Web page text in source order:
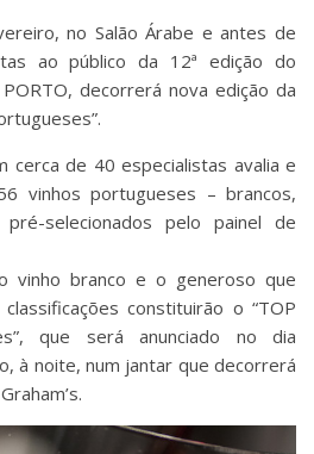
no Salão Árabe e antes de
ao público da 12ª edição do
PORTO, decorrerá nova edição da
cerca de 40 especialistas avalia e
vinhos portugueses – brancos,
selecionados pelo painel de
vinho branco e o generoso que
constituirão o “TOP
que será anunciado no dia
à noite, num jantar que decorrerá